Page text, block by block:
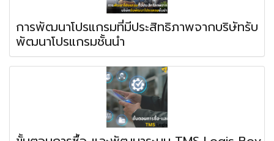
การพัฒนาโปรแกรมที่มีประสิทธิภาพจากบริษัทรับ
พัฒนาโปรแกรมชั้นนำ